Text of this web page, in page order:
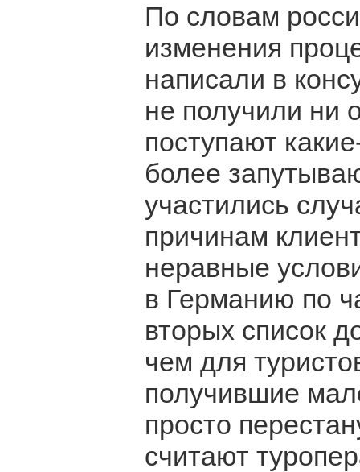
По словам
изменения
написали в
не получили ни
поступают
более
участились
причинам
неравные
в Германию по
вторых список
чем для
получившие
просто
считают